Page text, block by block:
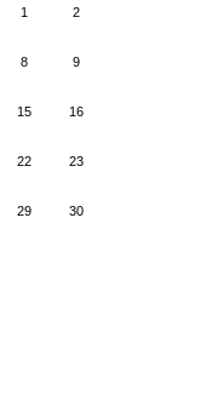
1 2
8 9
15 16
22 23
29 30